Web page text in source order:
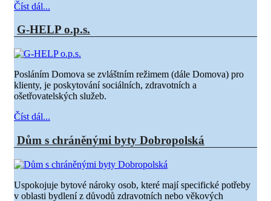
Číst dál...
G-HELP o.p.s.
Posláním Domova se zvláštním režimem (dále Domova) pro
klienty, je poskytování sociálních, zdravotních a
ošetřovatelských služeb.
Číst dál...
Dům s chráněnými byty Dobropolská
Uspokojuje bytové nároky osob, které mají specifické potřeby
v oblasti bydlení z důvodů zdravotních nebo věkových